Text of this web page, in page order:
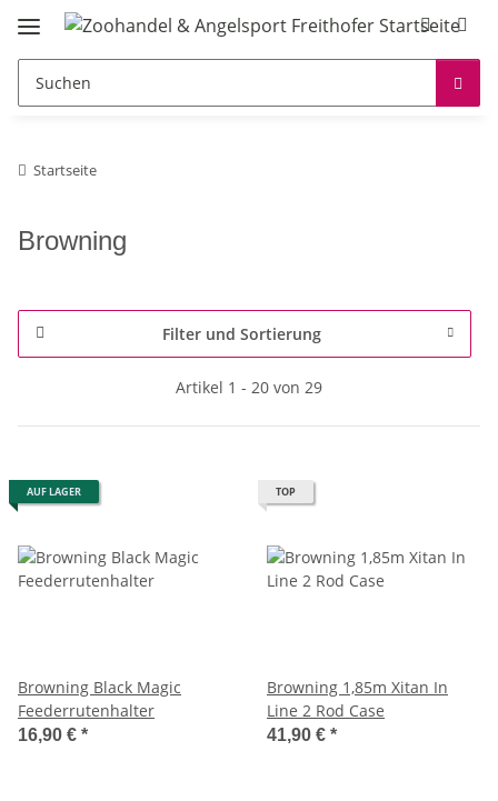
Startseite
Browning
Filter und Sortierung
Artikel 1 - 20 von 29
AUF LAGER
Browning Black Magic
Feederrutenhalter
16,90 € *
TOP
Browning 1,85m Xitan In
Line 2 Rod Case
41,90 € *